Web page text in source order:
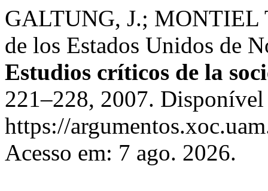
GALTUNG, J.; MONTIEL
de los Estados Unidos de
Estudios críticos de la
221–228, 2007. Disponível
https://
Acesso em: 7 ago. 2026.